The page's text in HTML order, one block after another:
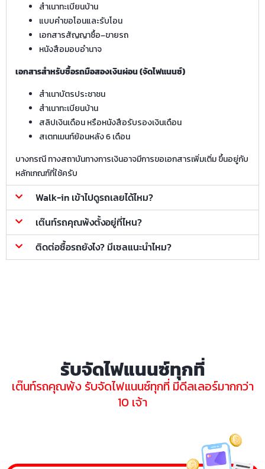
สำเนาทะเบียนบ้าน
แบบคำขอโอนและรับโอน
เอกสารสัญญาซื้อ–ขายรถ
หนังสือมอบอำนาจ
เอกสารสำหรับซื้อรถมือสองเงินผ่อน (จัดไฟแนนซ์)
สำเนาบัตรประชาชน
สำเนาทะเบียนบ้าน
สลิปเงินเดือน หรือหนังสือรับรองเงินเดือน
สเตทเมนท์ย้อนหลัง 6 เดือน
บางกรณี ทางสถาบันทางการเงินอาจมีการขอเอกสารเพิ่มเติ่ม ขึ้นอยู่กับ
หลักเกณฑ์ที่ใช้ครับ
Walk-in เข้าไปดูรถเลยได้ไหม?
เต๊นท์รถคุณพ้งตั้งอยู่ที่ไหน?
ติดต่อซื้อรถยังไง? มีเซลแนะนำไหม?
รับจัดไฟแนนซ์ทุกที่
เต๊นท์รถคุณพ้ง รับจัดไฟแนนซ์ทุกที่ มีดีลเลอร์มากกว่า
10 เจ้า